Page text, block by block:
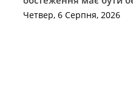
Четвер, 6 Серпня, 2026